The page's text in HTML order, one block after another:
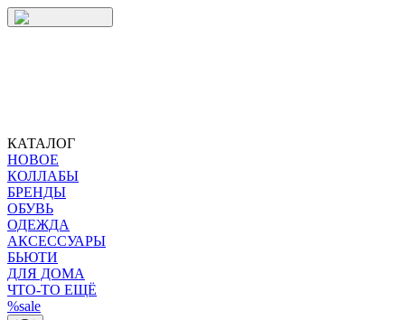
КАТАЛОГ
НОВОЕ
КОЛЛАБЫ
БРЕНДЫ
ОБУВЬ
ОДЕЖДА
АКСЕССУАРЫ
БЬЮТИ
ДЛЯ ДОМА
ЧТО-ТО ЕЩЁ
%sale